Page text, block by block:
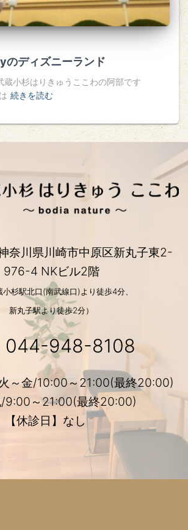
のディズニーランド
蔵小杉はりきゅうここわの阿部です
続きを読む
奈川県川崎市中原区新丸子東2-
976-4 NKビル2階
小杉駅北口(南武線口)より徒歩4分、
新丸子駅より徒歩2分）
044-948-8108
火～金/10:00～21:00(最終20:00)
9:00～21:00(最終20:00)
【休診日】なし